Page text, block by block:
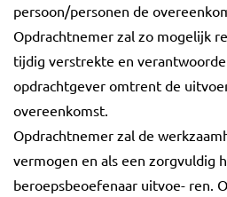
persoon/personen de
Opdrachtnemer zal zo mogelijk
tijdig verstrekte en
opdrachtgever omtrent de
overeenkomst.
Opdrachtnemer zal de
vermogen en als een zorgvuldig
beroepsbeoefenaar uitvoe- ren.